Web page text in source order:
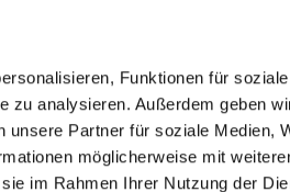
Funktionen für
zu analysieren. Außerdem geben
unsere Partner für soziale Medien,
möglicherweise mit
im Rahmen Ihrer Nutzung der
an Elbsche
Barrierefreiheit